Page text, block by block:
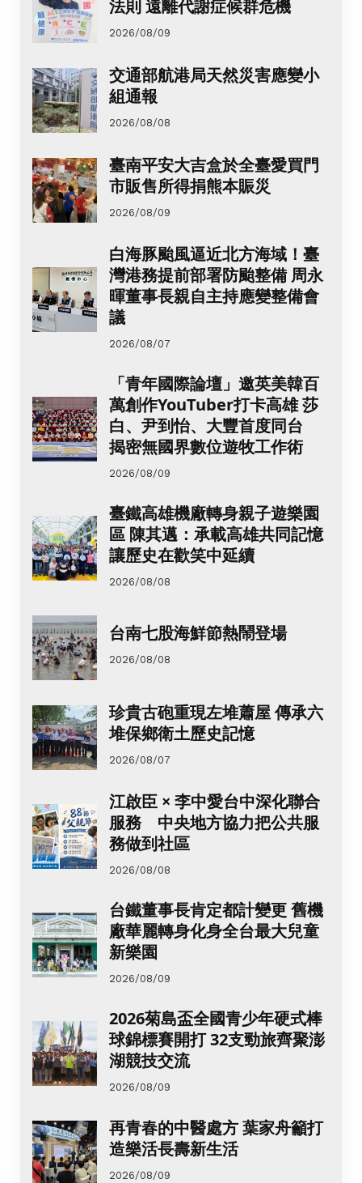
法則 遠離代謝症候群危機
2026/08/09
交通部航港局天然災害應變小
組通報
2026/08/08
臺南平安大吉盒於全臺愛買門
市販售所得捐熊本賑災
2026/08/09
白海豚颱風逼近北方海域！臺
灣港務提前部署防颱整備 周永
暉董事長親自主持應變整備會
議
2026/08/07
「青年國際論壇」邀英美韓百
萬創作YouTuber打卡高雄 莎
白、尹到怡、大豐首度同台
揭密無國界數位遊牧工作術
2026/08/09
臺鐵高雄機廠轉身親子遊樂園
區 陳其邁：承載高雄共同記憶
讓歷史在歡笑中延續
2026/08/08
台南七股海鮮節熱鬧登場
2026/08/08
珍貴古砲重現左堆蕭屋 傳承六
堆保鄉衛土歷史記憶
2026/08/07
江啟臣 × 李中愛台中深化聯合
服務 中央地方協力把公共服
務做到社區
2026/08/08
台鐵董事長肯定都計變更 舊機
廠華麗轉身化身全台最大兒童
新樂園
2026/08/09
2026菊島盃全國青少年硬式棒
球錦標賽開打 32支勁旅齊聚澎
湖競技交流
2026/08/09
再青春的中醫處方 葉家舟籲打
造樂活長壽新生活
2026/08/09